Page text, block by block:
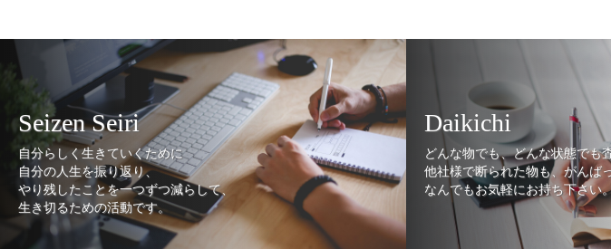
Seizen Seiri
自分らしく生きていくために
自分の人生を振り返り、
やり残したことを一つずつ減らして、
生き切るための活動です。
Daikichi
どんな物でも、どんな状態でも
他社様で断られた物も、がんば
なんでもお気軽にお持ち下さい